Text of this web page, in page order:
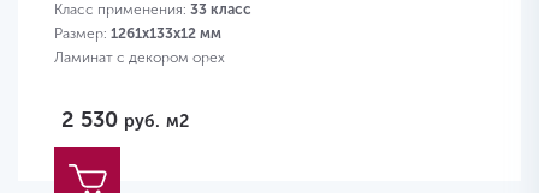
Класс применения: 33 класс
Размер: 1261х133х12 мм
Ламинат с декором орех
2 530 руб. м2